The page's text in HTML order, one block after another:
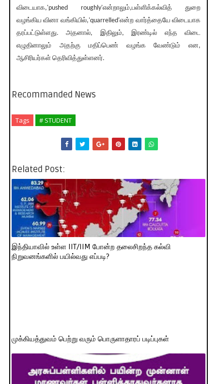
விடையாக,'pushed roughly'என்றாலும்,பள்ளிக்கல்வித் துறை
வழங்கிய வினா வங்கியில்,'quarrelled'என்ற வார்த்தையே விடையாக
தரப்பட்டுள்ளது. அதனால், இதிலும், இரண்டில் எந்த விடை
எழுதினாலும் அதற்கு மதிப்பெண் வழங்க வேண்டும் என,
ஆசிரியர்கள் தெரிவித்துள்ளனர்.
Recommanded News
Tags # STUDENT
Related Post:
இந்தியாவில் உள்ள IIT/IIM போன்ற தலைசிறந்த கல்வி
நிறுவனங்களில் பயில்வது எப்படி?
முக்கியத்துவம் பெற்று வரும் பொருளாதாரப் படிப்புகள்